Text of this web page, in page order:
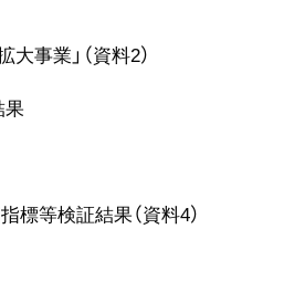
事業」（資料2）
果
標等検証結果（資料4）